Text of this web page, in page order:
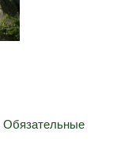
Обязательные